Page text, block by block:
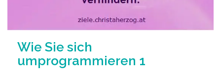
Wie Sie sich
umprogrammieren 1